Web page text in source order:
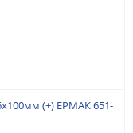
(+) ЕРМАК 651-